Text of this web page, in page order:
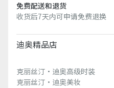
免费配送和退货
收货后7天内可申请免费退换
迪奥精品店
克丽丝汀·迪奥高级时装
克丽丝汀·迪奥美妆